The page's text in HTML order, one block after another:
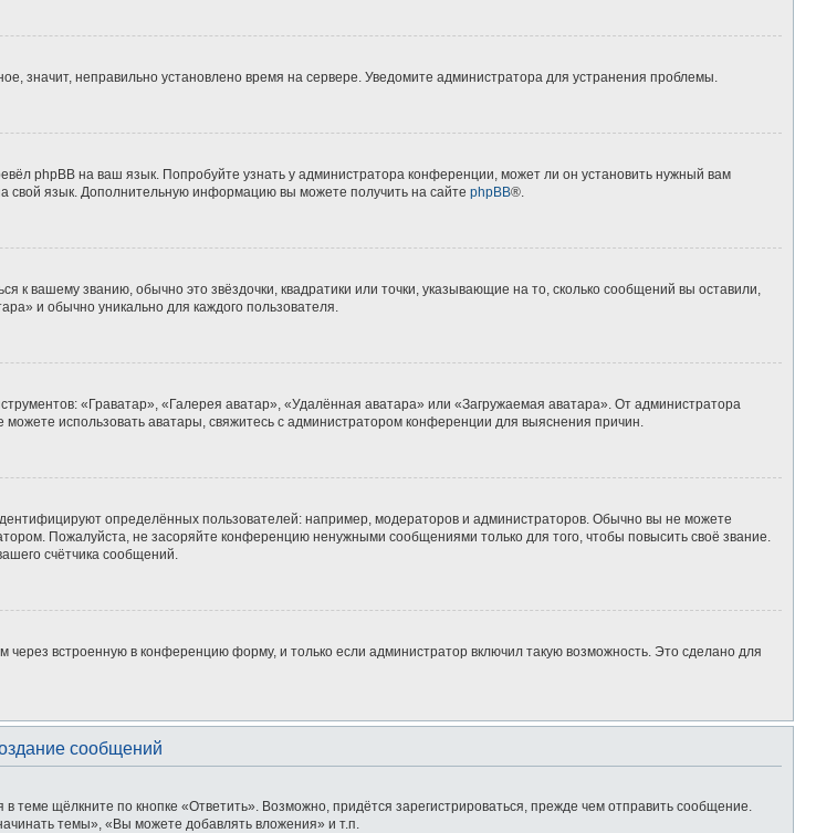
значит, неправильно установлено время на сервере. Уведомите администратора для устранения проблемы.
phpBB на ваш язык. Попробуйте узнать у администратора конференции, может ли он установить нужный вам
свой язык. Дополнительную информацию вы можете получить на сайте phpBB®.
к вашему званию, обычно это звёздочки, квадратики или точки, указывающие на то, сколько сообщений вы оставили,
и обычно уникально для каждого пользователя.
«Граватар», «Галерея аватар», «Удалённая аватара» или «Загружаемая аватара». От администратора
использовать аватары, свяжитесь с администратором конференции для выяснения причин.
определённых пользователей: например, модераторов и администраторов. Обычно вы не можете
Пожалуйста, не засоряйте конференцию ненужными сообщениями только для того, чтобы повысить своё звание.
счётчика сообщений.
встроенную в конференцию форму, и только если администратор включил такую возможность. Это сделано для
сообщений
щёлкните по кнопке «Ответить». Возможно, придётся зарегистрироваться, прежде чем отправить сообщение.
темы», «Вы можете добавлять вложения» и т.п.